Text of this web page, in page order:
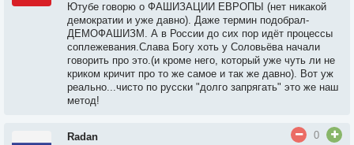
Ютубе говорю о ФАШИЗАЦИИ ЕВРОПЫ (нет никакой
демократии и уже давно). Даже термин подобрал-
ДЕМОФАШИЗМ. А в России до сих пор идёт процессы
соплежевания.Слава Богу хоть у Соловьёва начали
говорить про это.(и кроме него, который уже чуть ли не
криком кричит про то же самое и так же давно). Вот уж
реально...чисто по русски "долго запрягать" это же наш
метод!
Radan
0